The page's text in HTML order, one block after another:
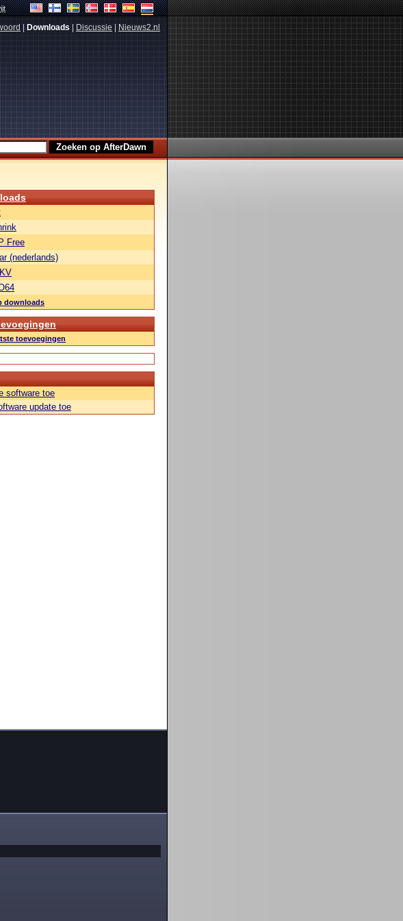
Downloads Discussie Nieuws2.nl
Free
(nederlands)
downloads
toevoegingen
software toe
update toe